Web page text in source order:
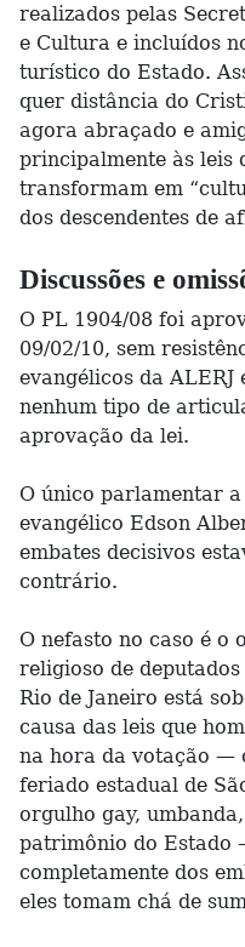
realizados pelas
e Cultura e incluídos
turístico do Estado.
quer distância do
agora abraçado e
principalmente às leis
transformam em
dos descendentes de
Discussões e
O PL 1904/08 foi
09/02/10, sem
evangélicos da
nenhum tipo de
aprovação da lei.
O único parlamentar
evangélico Edson
embates decisivos
contrário.
O nefasto no caso é o
religioso de
Rio de Janeiro está
causa das leis que
na hora da votação —
feriado estadual de
orgulho gay,
patrimônio do Estado
completamente dos
eles tomam chá de